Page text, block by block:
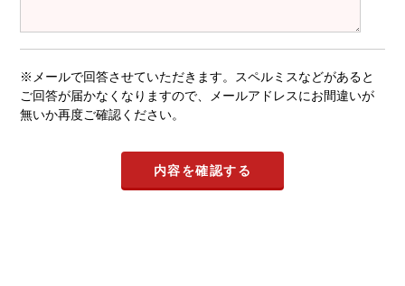
※メールで回答させていただきます。スペルミスなどがあると
ご回答が届かなくなりますので、メールアドレスにお間違いが
無いか再度ご確認ください。